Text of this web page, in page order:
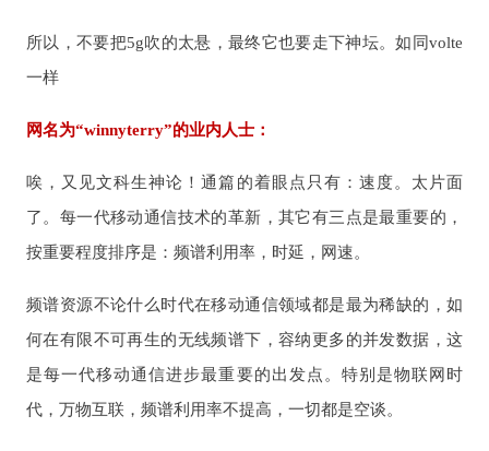
所以，不要把5g吹的太悬，最终它也要走下神坛。如同volte
一样
网名为“winnyterry”的业内人士：
唉，又见文科生神论！通篇的着眼点只有：速度。太片面
了。每一代移动通信技术的革新，其它有三点是最重要的，
按重要程度排序是：频谱利用率，时延，网速。
频谱资源不论什么时代在移动通信领域都是最为稀缺的，如
何在有限不可再生的无线频谱下，容纳更多的并发数据，这
是每一代移动通信进步最重要的出发点。特别是物联网时
代，万物互联，频谱利用率不提高，一切都是空谈。